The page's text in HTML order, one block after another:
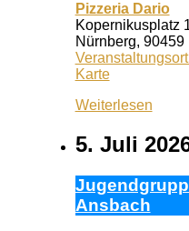
Pizzeria Dario
Kopernikusplatz
Nürnberg, 90459
KartePizzeria
Weiterlesen
5. Juli
Ans­bach